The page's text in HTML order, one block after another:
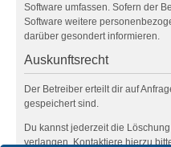
Software umfassen. Sofern der
Software weitere
darüber gesondert informieren.
Auskunftsrecht
Der Betreiber erteilt dir auf
gespeichert sind.
Du kannst jederzeit die
verlangen. Kontaktiere hierzu